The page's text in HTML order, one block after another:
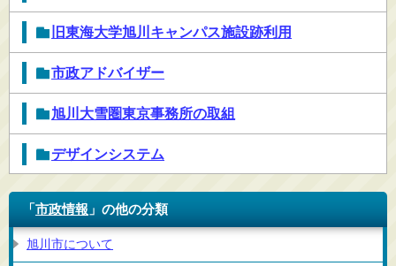
旧東海大学旭川キャンパス施設跡利用
市政アドバイザー
旭川大雪圏東京事務所の取組
デザインシステム
「市政情報 」の他の分類
旭川市について